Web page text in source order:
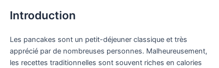
Introduction
Les pancakes sont un petit-déjeuner classique et très
apprécié par de nombreuses personnes. Malheureusement,
les recettes traditionnelles sont souvent riches en calories